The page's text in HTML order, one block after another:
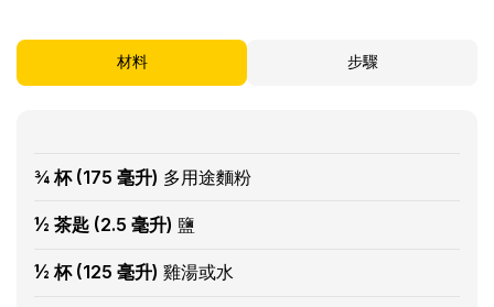
材料 步驟
¾ 杯 (175 毫升) 多用途麵粉
½ 茶匙 (2.5 毫升) 鹽
½ 杯 (125 毫升) 雞湯或水